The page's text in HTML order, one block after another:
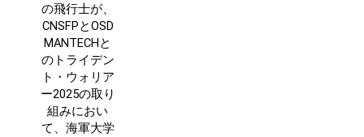
の飛行士が、
CNSFPとOSD
MANTECHと
のトライデン
ト・ウォリア
ー2025の取り
組みにおい
て、海軍大学